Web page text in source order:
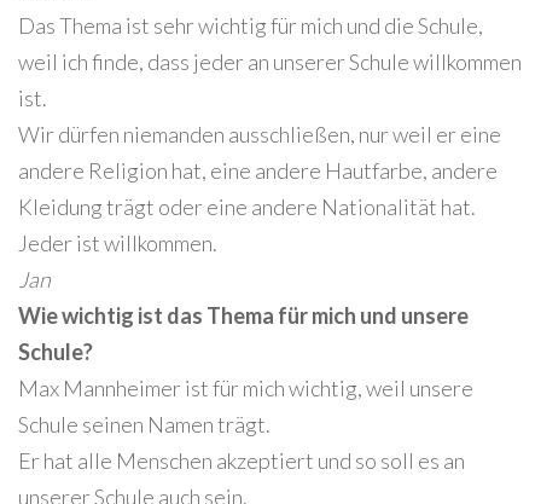
Das Thema ist sehr wichtig für mich und die Schule,
weil ich finde, dass jeder an unserer Schule willkommen
ist.
Wir dürfen niemanden ausschließen, nur weil er eine
andere Religion hat, eine andere Hautfarbe, andere
Kleidung trägt oder eine andere Nationalität hat.
Jeder ist willkommen.
Jan
Wie wichtig ist das Thema für mich und unsere
Schule?
Max Mannheimer ist für mich wichtig, weil unsere
Schule seinen Namen trägt.
Er hat alle Menschen akzeptiert und so soll es an
unserer Schule auch sein.